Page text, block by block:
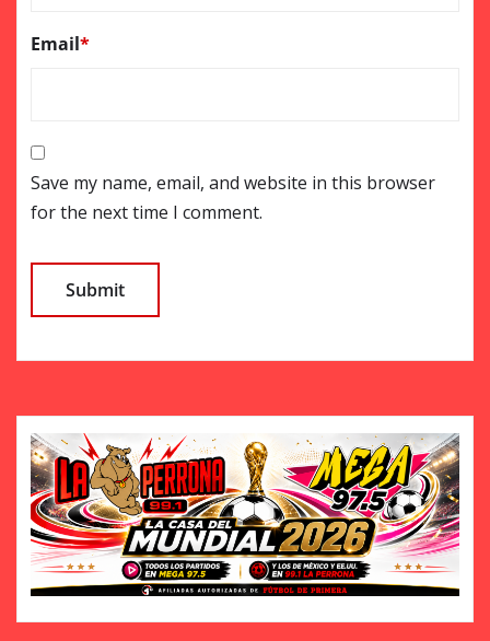
Email*
Save my name, email, and website in this browser
for the next time I comment.